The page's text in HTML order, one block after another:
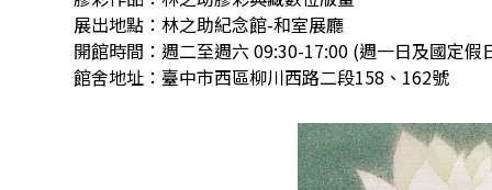
展出地點：林之助紀念館-和室展廳
開館時間：週二至週六 09:30-17:00 (週一日及國定假
館舍地址：臺中市西區柳川西路二段158、162號